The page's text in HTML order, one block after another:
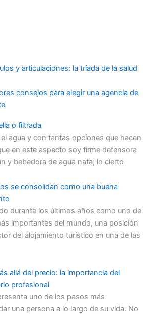
y articulaciones: la tríada de la salud
consejos para elegir una agencia de
o filtrada
agua y con tantas opciones que hacen
en este aspecto soy firme defensora
y bebedora de agua nata; lo cierto
se consolidan como una buena
durante los últimos años como uno de
importantes del mundo, una posición
del alojamiento turístico en una de las
allá del precio: la importancia del
profesional
uno de los pasos más
una persona a lo largo de su vida. No